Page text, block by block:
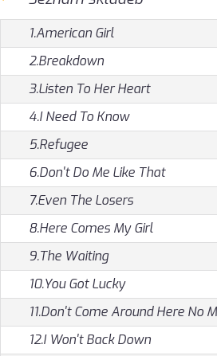
1.American Girl
2.Breakdown
3.Listen To Her Heart
4.I Need To Know
5.Refugee
6.Don't Do Me Like That
7.Even The Losers
8.Here Comes My Girl
9.The Waiting
10.You Got Lucky
11.Don't Come Around Here No
12.I Won't Back Down